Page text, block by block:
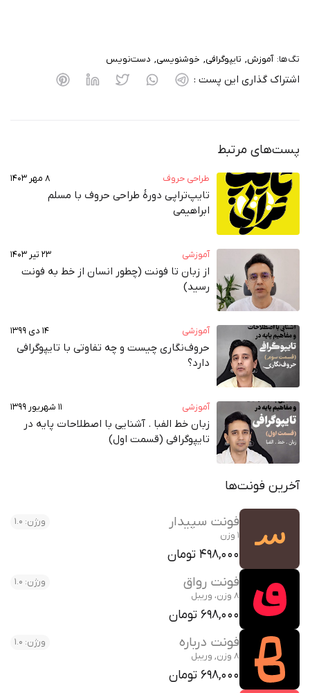
تگ‌ها: آموزش تایپوگرافی خوشنویسی دست‌نویس
اشتراک گذاری این پست :
پست‌های مرتبط
طراحی حروف ۸ مهر ۱۴۰۳
تایپ‌تراپی دورهٔ طراحی حروف با مسلم
ابراهیمی
آموزشی ۲۳ تیر ۱۴۰۳
از زبان تا فونت (چطور انسان از خط به فونت‌
رسید)
آموزشی ۱۴ دی ۱۳۹۹
حروف‌نگاری چیست و چه تفاوتی با تایپوگرافی
دارد؟
آموزشی ۱۱ شهریور ۱۳۹۹
زبان خط الفبا . آشنایی با اصطلاحات پایه در
تایپوگرافی (قسمت اول)
آخرین فونت‌ها
فونت سپیدار
ورژن: 1.0
1 وزن
498,000 تومان
فونت رواق
ورژن: 1.0
8 وزن، وریبل
698,000 تومان
فونت درباره
ورژن: 1.0
8 وزن, وریبل
698,000 تومان